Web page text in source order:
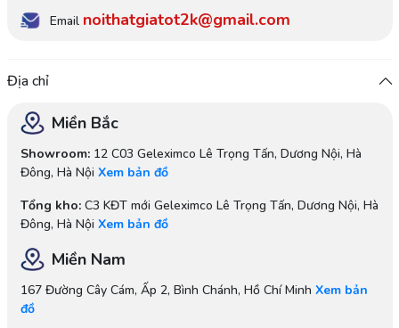
Email noithatgiatot2k@gmail.com
Địa chỉ
Miền Bắc
Showroom:12 C03 Geleximco Lê Trọng Tấn, Dương Nội, Hà
Đông, Hà Nội Xem bản đồ
Tổng kho:C3 KĐT mới Geleximco Lê Trọng Tấn, Dương Nội, Hà
Đông, Hà Nội Xem bản đồ
Miền Nam
167 Đường Cây Cám, Ấp 2, Bình Chánh, Hồ Chí Minh Xem bản
đồ